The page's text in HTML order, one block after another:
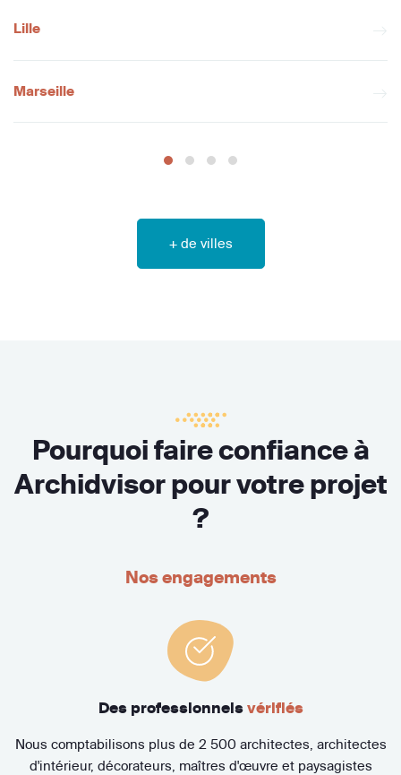
Lille
Marseille
+ de villes
Pourquoi faire confiance à
Archidvisor pour votre projet
?
Nos engagements
Des professionnels vérifiés
Nous comptabilisons plus de 2 500 architectes, architectes
d'intérieur, décorateurs, maîtres d'œuvre et paysagistes